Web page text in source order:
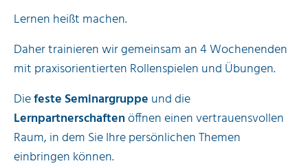
Lernen heißt machen.
Daher trainieren wir gemeinsam an 4 Wochenenden
mit praxisorientierten Rollenspielen und Übungen.
Diefeste Seminargruppe und die
Lernpartnerschaftenöffnen einen vertrauensvollen
Raum, in dem Sie Ihre persönlichen Themen
einbringen können.